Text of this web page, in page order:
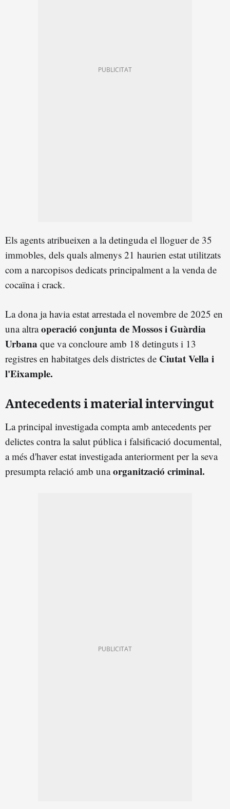
Els agents atribueixen a la detinguda el lloguer de 35
immobles, dels quals almenys 21 haurien estat utilitzats
com a narcopisos dedicats principalment a la venda de
cocaïna i crack.
La dona ja havia estat arrestada el novembre de 2025 en
una altraoperació conjunta de Mossos i Guàrdia
Urbana que va concloure amb 18 detinguts i 13
registres en habitatges dels districtes de Ciutat Vella i
l'Eixample.
Antecedents i material intervingut
La principal investigada compta amb antecedents per
delictes contra la salut pública i falsificació documental,
a més d'haver estat investigada anteriorment per la seva
presumpta relació amb unaorganització criminal.